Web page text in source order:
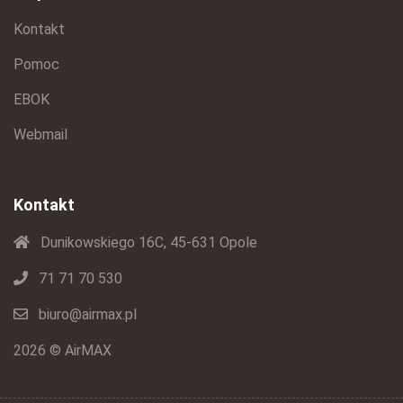
Kontakt
Pomoc
EBOK
Webmail
Kontakt
Dunikowskiego 16C, 45-631 Opole
71 71 70 530
biuro@airmax.pl
2026 © AirMAX